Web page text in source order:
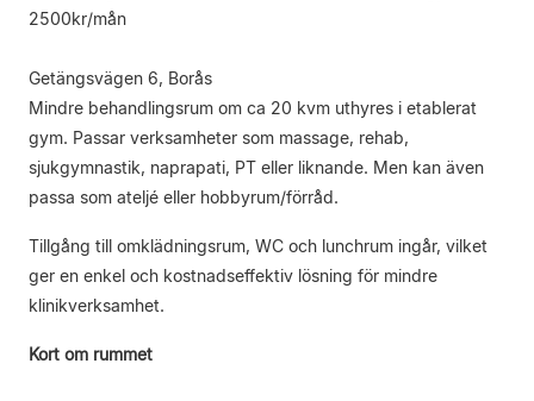
2500kr/mån
Getängsvägen 6, Borås
Mindre behandlingsrum om ca 20 kvm uthyres i etablerat
gym. Passar verksamheter som massage, rehab,
sjukgymnastik, naprapati, PT eller liknande. Men kan även
passa som ateljé eller hobbyrum/förråd.
Tillgång till omklädningsrum, WC och lunchrum ingår, vilket
ger en enkel och kostnadseffektiv lösning för mindre
klinikverksamhet.
Kort om rummet